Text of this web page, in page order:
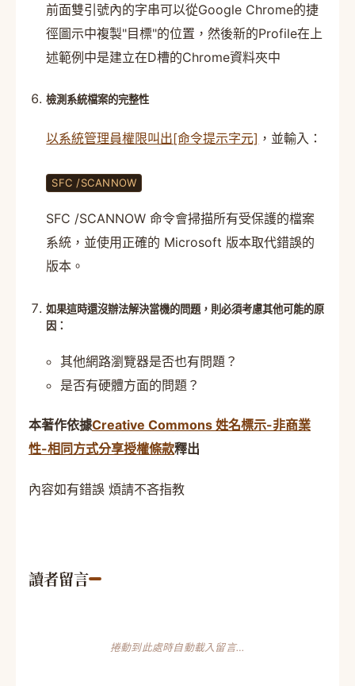
前面雙引號內的字串可以從Google Chrome的捷
徑圖示中複製"目標"的位置，然後新的Profile在上
述範例中是建立在D槽的Chrome資料夾中
檢測系統檔案的完整性
以系統管理員權限叫出[命令提示字元] ，並輸入：
SFC /SCANNOW
SFC /SCANNOW 命令會掃描所有受保護的檔案
系統，並使用正確的 Microsoft 版本取代錯誤的
版本。
如果這時還沒辦法解決當機的問題，則必須考慮其他可能的原
因：
其他網路瀏覽器是否也有問題？
是否有硬體方面的問題？
本著作依據Creative Commons 姓名標示-非商業
性-相同方式分享授權條款釋出
內容如有錯誤 煩請不吝指教
讀者留言
捲動到此處時自動載入留言…